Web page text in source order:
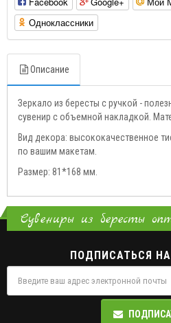
Одноклассники
Описание
Зеркало из бересты с ручкой -
сувенир с объемной накладкой.
Вид декора: высококачественное
по вашим макетам.
Размер: 81*168 мм.
Сувениры из бересты
ПОДПИСАТЬСЯ